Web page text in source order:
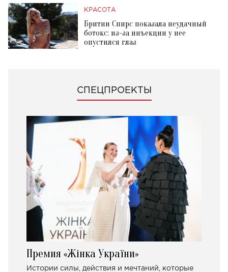
КРАСОТА
Бритни Спирс показала неудачный
ботокс: из-за инъекции у нее
опустился глаз
СПЕЦПРОЕКТЫ
Премия «Жінка України»
Истории силы, действия и мечтаний, которые